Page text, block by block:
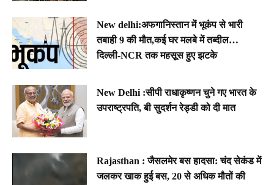
New delhi:अफगानिस्तान में भूकंप से भारी
तबाही 9 की मौत,कई घर मलबे में तब्दील…
दिल्ली-NCR तक महसूस हुए झटके
New Delhi :सीपी राधाकृष्णन चुने गए भारत के
उपराष्ट्रपति, बी सुदर्शन रेड्डी को दी मात
Rajasthan : जैसलमेर बस हादसा: चंद सेकंड में
जलकर खाक हुई बस, 20 से अधिक मौतों की